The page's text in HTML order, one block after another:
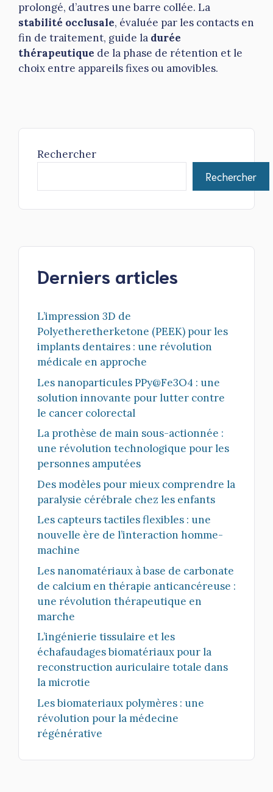
prolongé, d’autres une barre collée. La
stabilité occlusale, évaluée par les contacts en
fin de traitement, guide la durée
thérapeutique de la phase de rétention et le
choix entre appareils fixes ou amovibles.
Rechercher
Rechercher
Derniers articles
L’impression 3D de
Polyetheretherketone (PEEK) pour les
implants dentaires : une révolution
médicale en approche
Les nanoparticules PPy@Fe3O4 : une
solution innovante pour lutter contre
le cancer colorectal
La prothèse de main sous-actionnée :
une révolution technologique pour les
personnes amputées
Des modèles pour mieux comprendre la
paralysie cérébrale chez les enfants
Les capteurs tactiles flexibles : une
nouvelle ère de l’interaction homme-
machine
Les nanomatériaux à base de carbonate
de calcium en thérapie anticancéreuse :
une révolution thérapeutique en
marche
L’ingénierie tissulaire et les
échafaudages biomatériaux pour la
reconstruction auriculaire totale dans
la microtie
Les biomateriaux polymères : une
révolution pour la médecine
régénérative